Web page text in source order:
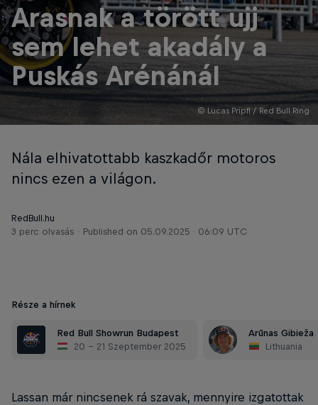
© Lucas Pripfl / Red Bull Ring
Arasnak a törött ujj
sem lehet akadály a
Puskás Arénánál
Nála elhivatottabb kaszkadőr motoros
nincs ezen a világon.
RedBull.hu
3 perc olvasás
Published on 05.09.2025 · 06:09 UTC
Része a hírnek
Red Bull Showrun Budapest
20 – 21 Szeptember 2025
Arūnas Gibieža
Lithuania
Lassan már nincsenek rá szavak, mennyire izgatottak